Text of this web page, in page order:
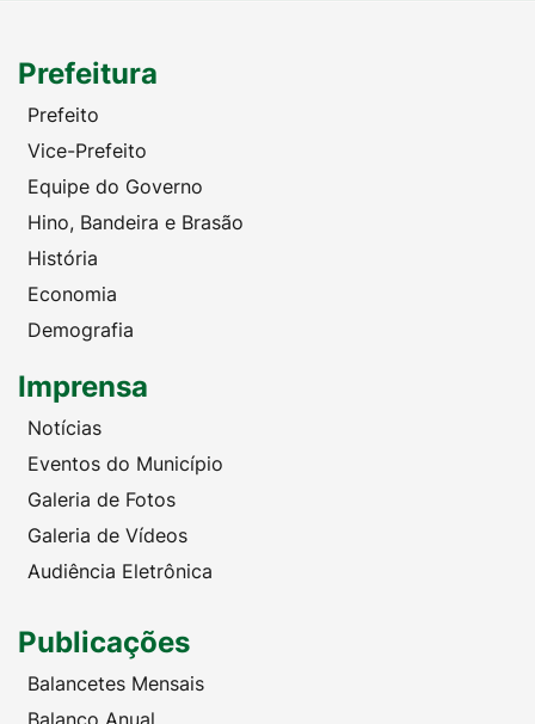
Prefeitura
Prefeito
Vice-Prefeito
Equipe do Governo
Hino, Bandeira e Brasão
História
Economia
Demografia
Imprensa
Notícias
Eventos do Município
Galeria de Fotos
Galeria de Vídeos
Audiência Eletrônica
Publicações
Balancetes Mensais